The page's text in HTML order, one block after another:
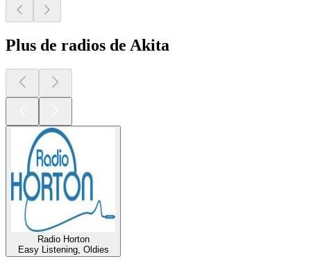
Plus de radios de Akita
Radio Horton
Easy Listening, Oldies